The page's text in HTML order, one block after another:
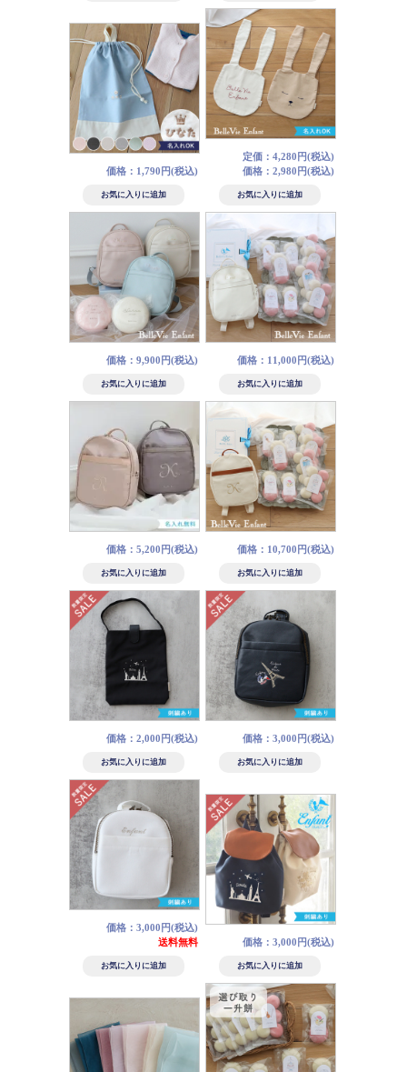
価格：1,790円(税込)
定価：4,280円(税込)
価格：2,980円(税込)
価格：9,900円(税込) 価格：11,000円(税込)
価格：5,200円(税込) 価格：10,700円(税込)
価格：2,000円(税込) 価格：3,000円(税込)
価格：3,000円(税込)
送料無料
価格：3,000円(税込)